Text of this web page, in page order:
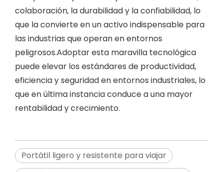
colaboración, la durabilidad y la confiabilidad, lo
que la convierte en un activo indispensable para
las industrias que operan en entornos
peligrosos.Adoptar esta maravilla tecnológica
puede elevar los estándares de productividad,
eficiencia y seguridad en entornos industriales, lo
que en última instancia conduce a una mayor
rentabilidad y crecimiento.
Portátil ligero y resistente para viajar